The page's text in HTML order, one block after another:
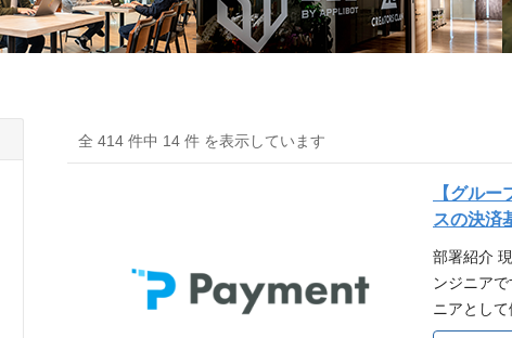
全 414 件中 14 件 を表示しています
【グル
スの決済
部署紹介
ンジニア
ニアとし